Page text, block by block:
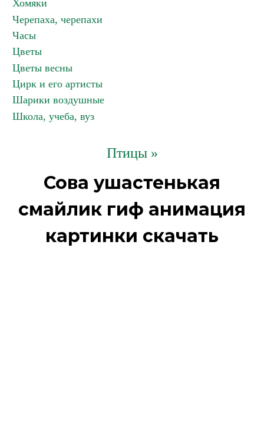
Хомяки
Черепаха, черепахи
Часы
Цветы
Цветы весны
Цирк и его артисты
Шарики воздушные
Школа, учеба, вуз
Птицы »
Сова ушастенькая
смайлик гиф анимация
картинки скачать